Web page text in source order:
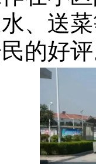
、送
的好